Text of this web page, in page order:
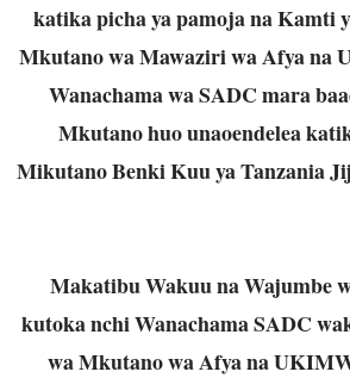
katika picha ya pamoja na Kamti
Mkutano wa Mawaziri wa Afya na
Wanachama wa SADC mara
Mkutano huo unaoendelea
Mikutano Benki Kuu ya Tanzania
Makatibu Wakuu na Wajumbe
kutoka nchi Wanachama SADC
wa Mkutano wa Afya na